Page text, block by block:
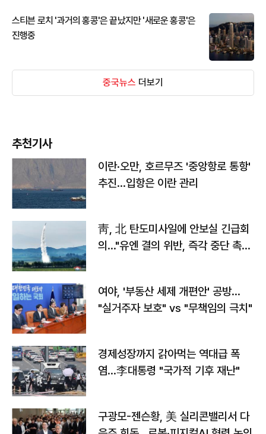
스티븐 로치 '과거의 홍콩'은 끝났지만 '새로운 홍콩'은
진행중
중국뉴스 더보기
추천기사
이란·오만, 호르무즈 '중앙항로 통항'
추진…입항은 이란 관리
靑, 北 탄도미사일에 안보실 긴급회
의…"유엔 결의 위반, 즉각 중단 촉
여야, '부동산 세제 개편안' 공방…
"실거주자 보호" vs "무책임의 극치"
경제성장까지 갉아먹는 역대급 폭
염…李대통령 "국가적 기후 재난"
구광모-젠슨황, 美 실리콘밸리서 다